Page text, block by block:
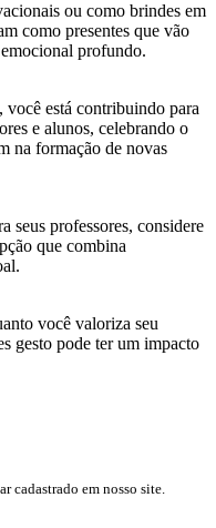
ou como brindes em
como presentes que vão
profundo.
você está contribuindo para
e alunos, celebrando o
na formação de novas
seus professores, considere
que combina
você valoriza seu
gesto pode ter um impacto
cadastrado em nosso site.